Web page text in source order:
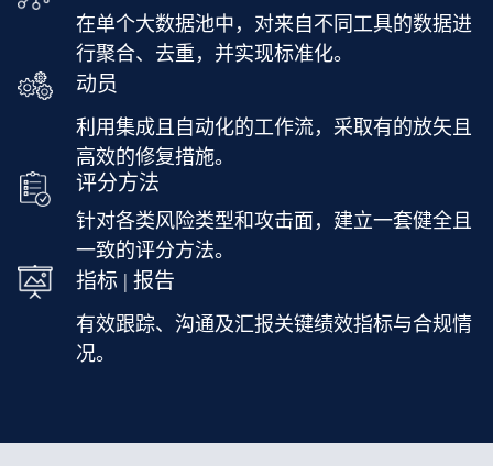
在单个大数据池中，对来自不同工具的数据进
行聚合、去重，并实现标准化。
动员
利用集成且自动化的工作流，采取有的放矢且
高效的修复措施。
评分方法
针对各类风险类型和攻击面，建立一套健全且
一致的评分方法。
指标 | 报告
有效跟踪、沟通及汇报关键绩效指标与合规情
况。